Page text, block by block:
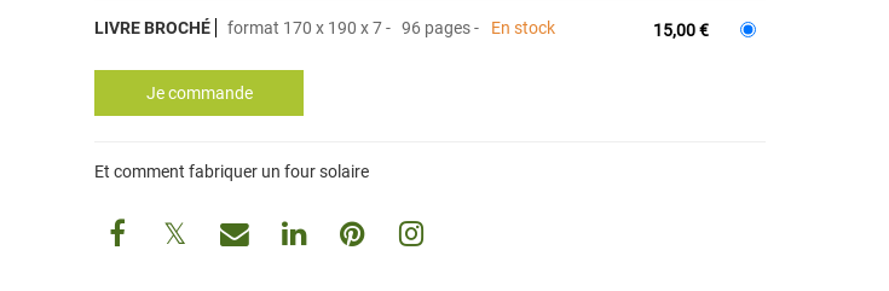
LIVRE BROCHÉ format 170 x 190 x 7 96 pages En stock 15,00 €
Et comment fabriquer un four solaire